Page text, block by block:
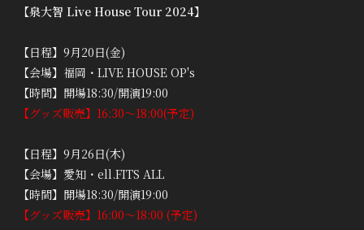
【泉大智 Live House Tour 2024】
【日程】9月20日(金)
【会場】福岡・LIVE HOUSE OP's
【時間】開場18:30/開演19:00
【グッズ販売】16:30～18:00(予定)
【日程】9月26日(木)
【会場】愛知・ell.FITS ALL
【時間】開場18:30/開演19:00
【グッズ販売】16:00～18:00 (予定)